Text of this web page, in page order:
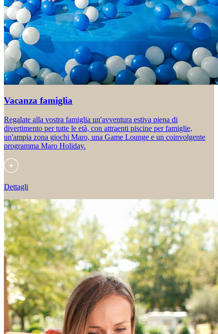
Vacanza famiglia
Regalate alla vostra famiglia un'avventura estiva piena di
divertimento per tutte le età, con attraenti piscine per famiglie,
un'ampia zona giochi Maro, una Game Lounge e un coinvolgente
programma Maro Holiday.
Dettagli